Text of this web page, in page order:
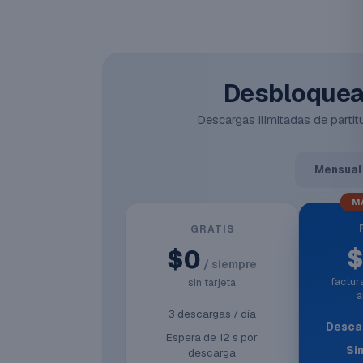
Descargas ilimitadas de
Mensual
GRATIS
$0 / siempre
sin tarjeta
3 descargas / día
Espera de 12 s por
descarga